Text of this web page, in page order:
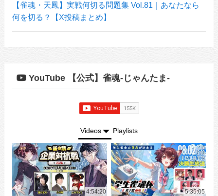
【雀魂・天鳳】実戦何切る問題集 Vol.81｜あなたなら
何を切る？【X投稿まとめ】
YouTube 【公式】雀魂-じゃんたま-
Videos Playlists
4:54:20 5:35:05